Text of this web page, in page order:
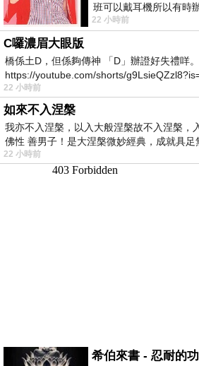
班可以戴耳機所以有時
定哪天但就是一周某一
22 小時前
C囉濃眉大眼版
橋係土D，但係夠傳神 「D」辦證好失禮咩
https://youtube.com/shorts/
22 小時前
如來不入涅槃
我亦不入涅槃，以入大般涅槃故不入涅槃，
佛性 善男子！是大涅槃微妙經典，成就具
22 小時前
希伯來書 - 忍耐的